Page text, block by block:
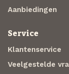
Aanbiedingen
Service
Klantenservice
Veelgestelde